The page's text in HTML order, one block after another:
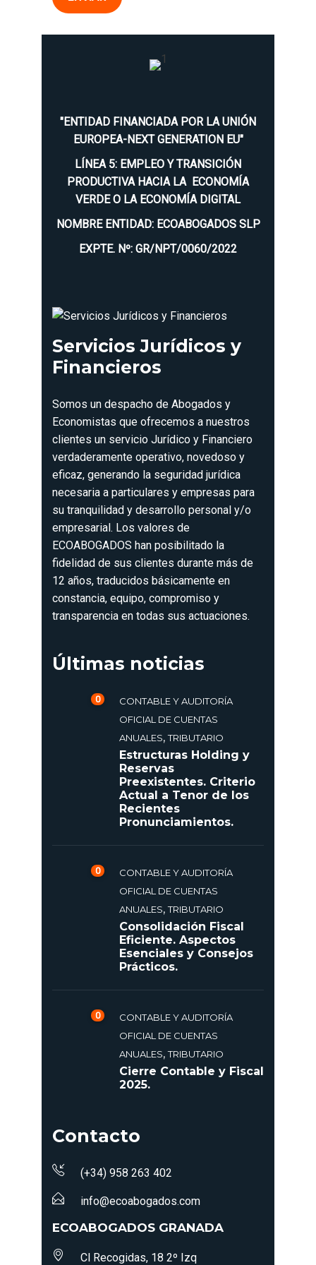
"ENTIDAD FINANCIADA POR LA UNIÓN
EUROPEA-NEXT GENERATION EU"
LÍNEA 5: EMPLEO Y TRANSICIÓN
PRODUCTIVA HACIA LA ECONOMÍA
VERDE O LA ECONOMÍA DIGITAL
NOMBRE ENTIDAD: ECOABOGADOS SLP
EXPTE. Nº: GR/NPT/0060/2022
Servicios Jurídicos y
Financieros
Somos un despacho de Abogados y
Economistas que ofrecemos a nuestros
clientes un servicio Jurídico y Financiero
verdaderamente operativo, novedoso y
eficaz, generando la seguridad jurídica
necesaria a particulares y empresas para
su tranquilidad y desarrollo personal y/o
empresarial. Los valores de
ECOABOGADOS han posibilitado la
fidelidad de sus clientes durante más de
12 años, traducidos básicamente en
constancia, equipo, compromiso y
transparencia en todas sus actuaciones.
Últimas noticias
0
CONTABLE Y AUDITORÍA
OFICIAL DE CUENTAS
ANUALES,TRIBUTARIO
Estructuras Holding y
Reservas
Preexistentes. Criterio
Actual a Tenor de los
Recientes
Pronunciamientos.
0
CONTABLE Y AUDITORÍA
OFICIAL DE CUENTAS
ANUALES,TRIBUTARIO
Consolidación Fiscal
Eficiente. Aspectos
Esenciales y Consejos
Prácticos.
0
CONTABLE Y AUDITORÍA
OFICIAL DE CUENTAS
ANUALES,TRIBUTARIO
Cierre Contable y Fiscal
2025.
Contacto
(+34) 958 263 402
info@ecoabogados.com
ECOABOGADOS GRANADA
Cl Recogidas, 18 2º Izq